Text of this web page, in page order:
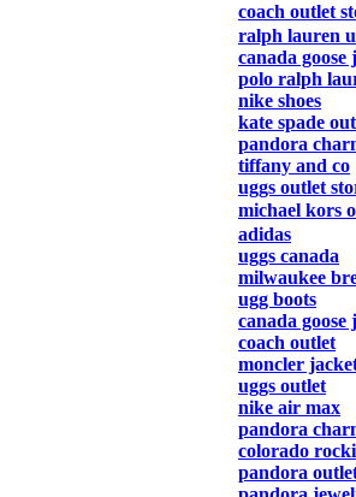
coach outlet
ralph lauren
canada goose
polo ralph
nike shoes
kate spade
pandora
tiffany and co
uggs outlet
michael kors
adidas
uggs canada
milwaukee
ugg boots
canada goose
coach outlet
moncler
uggs outlet
nike air max
pandora
colorado
pandora